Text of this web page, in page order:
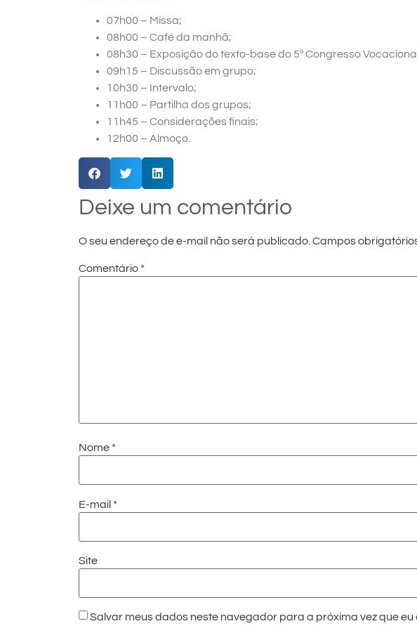
07h00 – Missa;
08h00 – Café da manhã;
08h30 – Exposição do texto-base do 5º Congresso
09h15 – Discussão em grupo;
10h30 – Intervalo;
11h00 – Partilha dos grupos;
11h45 – Considerações finais;
12h00 – Almoço.
Deixe um comentário
O seu endereço de e-mail não será publicado. Campos
Comentário *
Nome *
E-mail *
Site
Salvar meus dados neste navegador para a próxima vez que eu